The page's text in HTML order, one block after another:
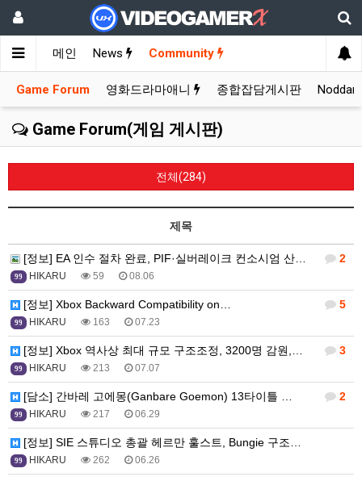
메인 News Community
Game Forum 영화드라마애니 종합잡담게시판
Game Forum(게임 게시판)
전체(284)
제목
2
[정보] EA 인수 절차 완료, PIF·실버레이크 컨소시엄 산하…
99 HIKARU 59 08.06
5
[정보] Xbox Backward Compatibility on…
99 HIKARU 163 07.23
3
[정보] Xbox 역사상 최대 규모 구조조정, 3200명 감원,…
99 HIKARU 213 07.07
2
[담소] 간바레 고에몽(Ganbare Goemon) 13타이틀 …
99 HIKARU 217 06.29
[정보] SIE 스튜디오 총괄 헤르만 훌스트, Bungie 구조…
99 HIKARU 262 06.26